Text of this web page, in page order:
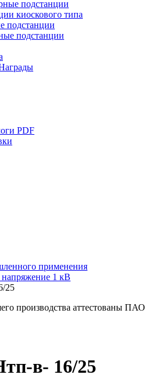
подстанции
киоскового типа
подстанции
подстанции
PDF
применения
1 кВ
25
производства аттестованы ПАО
в- 16/25